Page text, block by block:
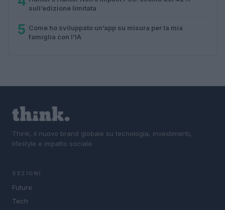
sull’edizione limitata
5 Come ho sviluppato un’app su misura per la mia
famiglia con l’IA
Think, il nuovo brand globale su tecnologia, investimenti,
lifestyle e impatto sociale.
SEZIONI
Future
Tech